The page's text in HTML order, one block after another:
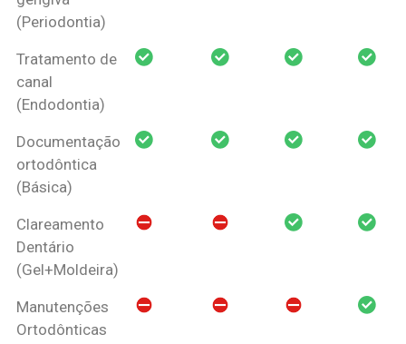
(Periodontia)
Tratamento de
canal
(Endodontia)
Documentação
ortodôntica
(Básica)
Clareamento
Dentário
(Gel+Moldeira)
Manutenções
Ortodônticas